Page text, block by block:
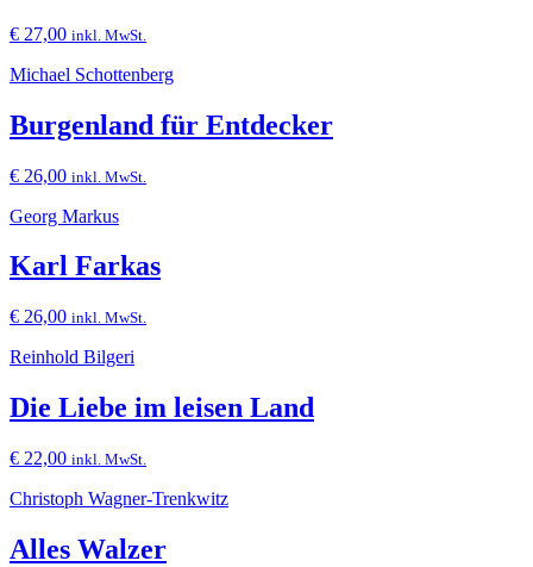
€ 27,00 inkl. MwSt.
Michael Schottenberg
Burgenland für Entdecker
€ 26,00 inkl. MwSt.
Georg Markus
Karl Farkas
€ 26,00 inkl. MwSt.
Reinhold Bilgeri
Die Liebe im leisen Land
€ 22,00 inkl. MwSt.
Christoph Wagner-Trenkwitz
Alles Walzer